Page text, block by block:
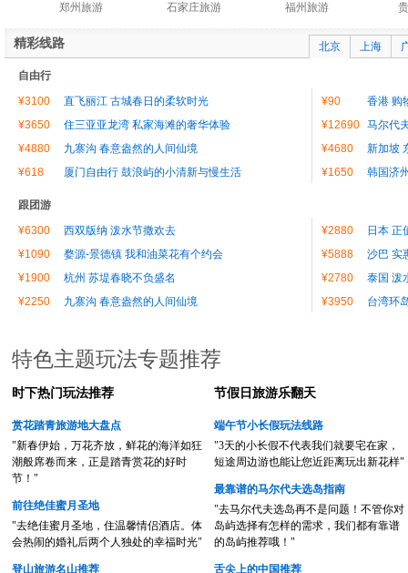
郑州旅游 石家庄旅游 福州旅游
北京 上海
精彩线路
自由行
¥3100
直飞丽江 古城春日的柔软时光 ¥90
香港 购
¥3650
住三亚亚龙湾 私家海滩的奢华体验 ¥12690 马尔代
¥4880
九寨沟 春意盎然的人间仙境 ¥4680
新加坡
¥618
厦门自由行 鼓浪屿的小清新与慢生活 ¥1650 韩国济
跟团游
¥6300
西双版纳 泼水节撒欢去 ¥2880
日本 正
¥1090
婺源-景德镇 我和油菜花有个约会 ¥5888
沙巴 实
¥1900
杭州 苏堤春晓不负盛名 ¥2780
泰国 泼
¥2250
九寨沟 春意盎然的人间仙境 ¥3950 台湾环
特色主题玩法专题推荐
时下热门玩法推荐
赏花踏青旅游地大盘点
"新春伊始，万花齐放，鲜花的海洋如狂
潮般席卷而来，正是踏青赏花的好时
节！"
前往绝佳蜜月圣地
"去绝佳蜜月圣地，住温馨情侣酒店。体
会热闹的婚礼后两个人独处的幸福时光"
登山旅游名山推荐
节假日旅游乐翻天
端午节小长假玩法线路
"3天的小长假不代表我们就要宅在家，
短途周边游也能让您近距离玩出新花样"
最靠谱的马尔代夫选岛指南
"去马尔代夫选岛再不是问题！不管你对
岛屿选择有怎样的需求，我们都有靠谱
的岛屿推荐哦！"
舌尖上的中国推荐